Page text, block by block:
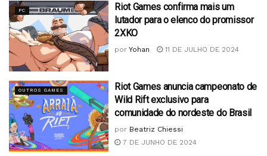
PC
Riot Games confirma mais um
lutador para o elenco do promissor
2XKO
por Yohan 11 DE JULHO DE 2024
OUTROS GAMES
Riot Games anuncia campeonato de
Wild Rift exclusivo para
comunidade do nordeste do Brasil
por Beatriz Chiessi
7 DE JUNHO DE 2024